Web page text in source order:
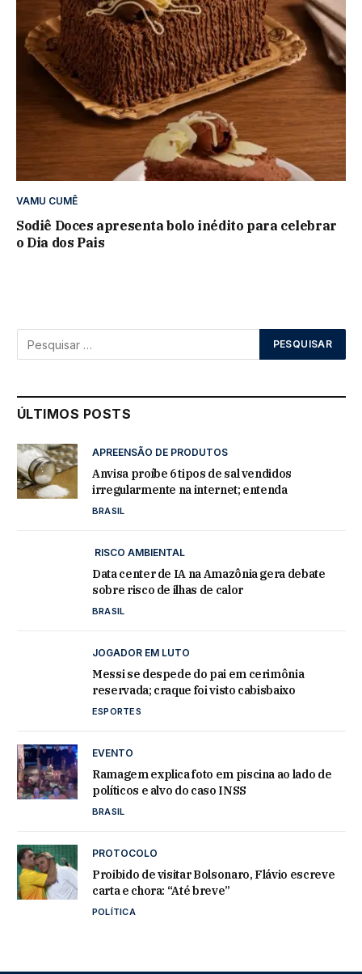
VAMU CUMÊ
Sodiê Doces apresenta bolo inédito para celebrar
o Dia dos Pais
ÚLTIMOS POSTS
APREENSÃO DE PRODUTOS
Anvisa proíbe 6 tipos de sal vendidos
irregularmente na internet; entenda
BRASIL
RISCO AMBIENTAL
Data center de IA na Amazônia gera debate
sobre risco de ilhas de calor
BRASIL
JOGADOR EM LUTO
Messi se despede do pai em cerimônia
reservada; craque foi visto cabisbaixo
ESPORTES
EVENTO
Ramagem explica foto em piscina ao lado de
políticos e alvo do caso INSS
BRASIL
PROTOCOLO
Proibido de visitar Bolsonaro, Flávio escreve
carta e chora: “Até breve”
POLÍTICA